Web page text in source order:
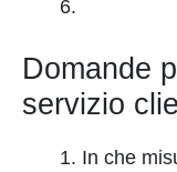
Domande
servizio
In che